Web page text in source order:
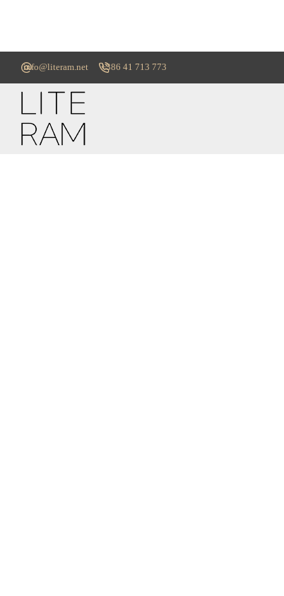
info@literam.net +386 41 713 773